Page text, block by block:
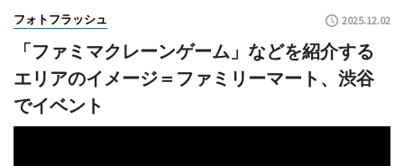
フォトフラッシュ 2025.12.02
「ファミマクレーンゲーム」などを紹介する
エリアのイメージ＝ファミリーマート、渋谷
でイベント